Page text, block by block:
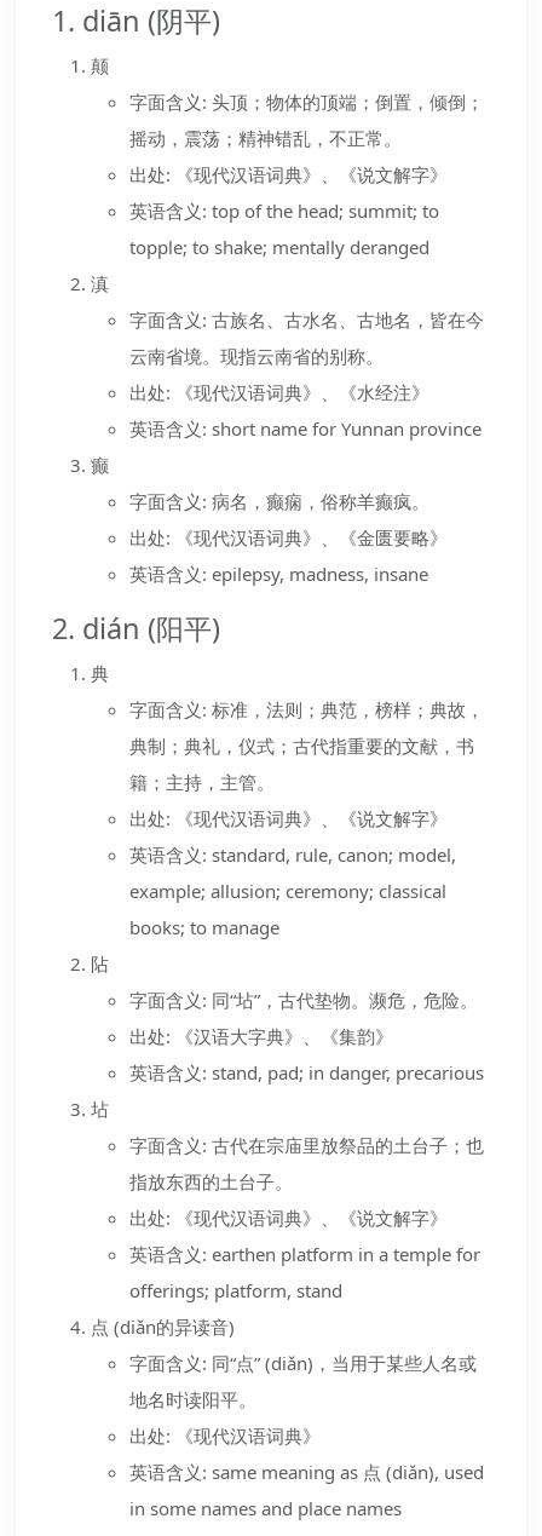
1. diān (阴平)
颠
字面含义: 头顶；物体的顶端；倒置，倾倒；
摇动，震荡；精神错乱，不正常。
出处: 《现代汉语词典》、《说文解字》
英语含义: top of the head; summit; to
topple; to shake; mentally deranged
滇
字面含义: 古族名、古水名、古地名，皆在今
云南省境。现指云南省的别称。
出处: 《现代汉语词典》、《水经注》
英语含义: short name for Yunnan province
癫
字面含义: 病名，癫痫，俗称羊癫疯。
出处: 《现代汉语词典》、《金匮要略》
英语含义: epilepsy, madness, insane
2. dián (阳平)
典
字面含义: 标准，法则；典范，榜样；典故，
典制；典礼，仪式；古代指重要的文献，书
籍；主持，主管。
出处: 《现代汉语词典》、《说文解字》
英语含义: standard, rule, canon; model,
example; allusion; ceremony; classical
books; to manage
阽
字面含义: 同“坫”，古代垫物。濒危，危险。
出处: 《汉语大字典》、《集韵》
英语含义: stand, pad; in danger, precarious
坫
字面含义: 古代在宗庙里放祭品的土台子；也
指放东西的土台子。
出处: 《现代汉语词典》、《说文解字》
英语含义: earthen platform in a temple for
offerings; platform, stand
点 (diǎn的异读音)
字面含义: 同“点” (diǎn)，当用于某些人名或
地名时读阳平。
出处: 《现代汉语词典》
英语含义: same meaning as 点 (diǎn), used
in some names and place names